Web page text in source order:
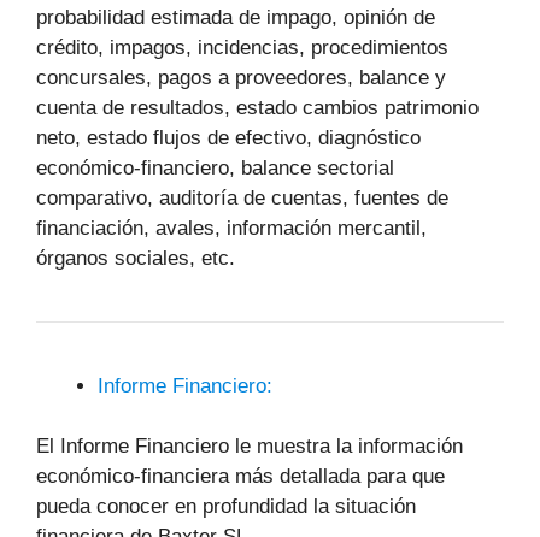
probabilidad estimada de impago, opinión de
crédito, impagos, incidencias, procedimientos
concursales, pagos a proveedores, balance y
cuenta de resultados, estado cambios patrimonio
neto, estado flujos de efectivo, diagnóstico
económico-financiero, balance sectorial
comparativo, auditoría de cuentas, fuentes de
financiación, avales, información mercantil,
órganos sociales, etc.
Informe Financiero:
El Informe Financiero le muestra la información
económico-financiera más detallada para que
pueda conocer en profundidad la situación